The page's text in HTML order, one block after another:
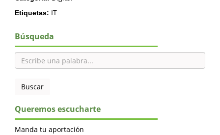
Etiquetas: IT
Búsqueda
Queremos escucharte
Manda tu aportación